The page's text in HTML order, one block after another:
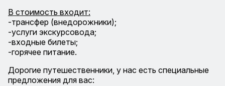
В стоимость входит:
-трансфер (внедорожники);
-услуги экскурсовода;
-входные билеты;
-горячее питание.
Дорогие путешественники, у нас есть специальные
предложения для вас: